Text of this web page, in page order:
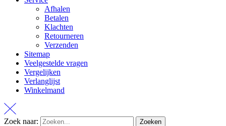
Afhalen
Betalen
Klachten
Retourneren
Verzenden
Sitemap
Veelgestelde vragen
Vergelijken
Verlanglijst
Winkelmand
Zoek naar: Zoeken